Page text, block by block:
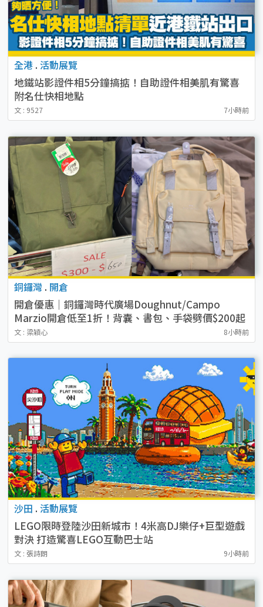
全港 . 活動展覽
地鐵站影證件相5分鐘搞掂！自助證件相美肌有驚喜
附名仕快相地點
文 : 9527 7小時前
銅鑼灣 . 開倉
開倉優惠｜銅鑼灣時代廣場Doughnut/Campo
Marzio開倉低至1折！背囊、書包、手袋劈價$200起
文 : 梁穎心 8小時前
沙田 . 活動展覽
LEGO限時登陸沙田新城市！4米高DJ樂仔+巨型遊戲
對決 打造驚喜LEGO互動巴士站
文 : 張詩朗 9小時前